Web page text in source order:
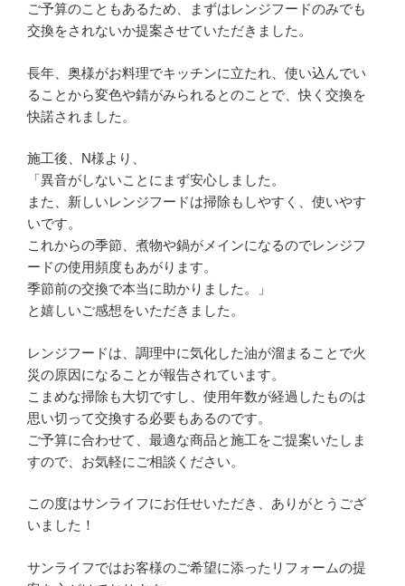
ご予算のこともあるため、まずはレンジフードのみでも
交換をされないか提案させていただきました。
長年、奥様がお料理でキッチンに立たれ、使い込んでい
ることから変色や錆がみられるとのことで、快く交換を
快諾されました。
施工後、N様より、
「異音がしないことにまず安心しました。
また、新しいレンジフードは掃除もしやすく、使いやす
いです。
これからの季節、煮物や鍋がメインになるのでレンジフ
ードの使用頻度もあがります。
季節前の交換で本当に助かりました。」
と嬉しいご感想をいただきました。
レンジフードは、調理中に気化した油が溜まることで火
災の原因になることが報告されています。
こまめな掃除も大切ですし、使用年数が経過したものは
思い切って交換する必要もあるのです。
ご予算に合わせて、最適な商品と施工をご提案いたしま
すので、お気軽にご相談ください。
この度はサンライフにお任せいただき、ありがとうござ
いました！
サンライフではお客様のご希望に添ったリフォームの提